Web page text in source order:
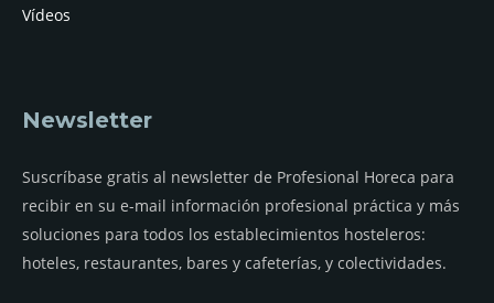
Vídeos
Newsletter
Suscríbase gratis al newsletter de Profesional Horeca para
recibir en su e-mail información profesional práctica y más
soluciones para todos los establecimientos hosteleros:
hoteles, restaurantes, bares y cafeterías, y colectividades.